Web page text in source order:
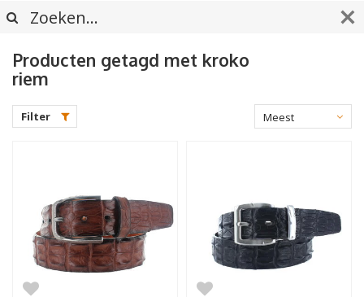
Producten getagd met kroko
riem
Filter
Meest